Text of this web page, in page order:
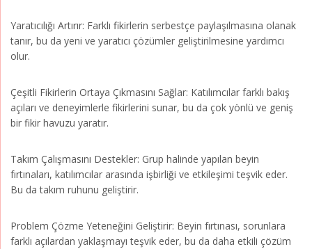
Yaratıcılığı Artırır: Farklı fikirlerin serbestçe paylaşılmasına olanak
tanır, bu da yeni ve yaratıcı çözümler geliştirilmesine yardımcı
olur.
Çeşitli Fikirlerin Ortaya Çıkmasını Sağlar: Katılımcılar farklı bakış
açıları ve deneyimlerle fikirlerini sunar, bu da çok yönlü ve geniş
bir fikir havuzu yaratır.
Takım Çalışmasını Destekler: Grup halinde yapılan beyin
fırtınaları, katılımcılar arasında işbirliği ve etkileşimi teşvik eder.
Bu da takım ruhunu geliştirir.
Problem Çözme Yeteneğini Geliştirir: Beyin fırtınası, sorunlara
farklı açılardan yaklaşmayı teşvik eder, bu da daha etkili çözüm